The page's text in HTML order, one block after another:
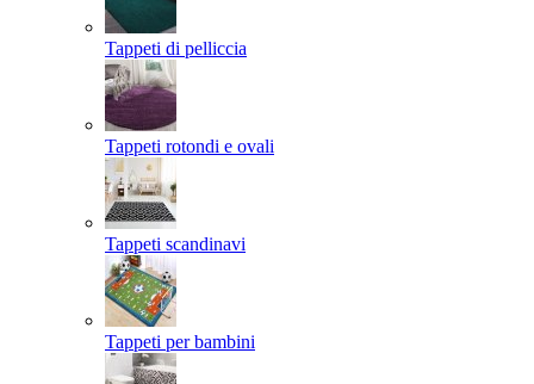
Tappeti di pelliccia
Tappeti rotondi e ovali
Tappeti scandinavi
Tappeti per bambini